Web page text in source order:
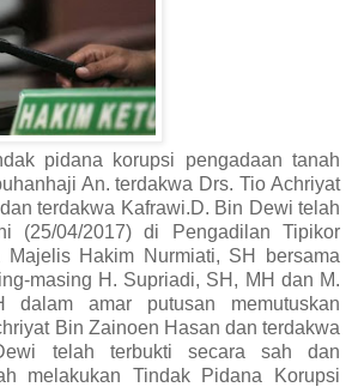
pidana korupsi pengadaan tanah
An. terdakwa Drs. Tio Achriyat
terdakwa Kafrawi.D. Bin Dewi telah
(25/04/2017) di Pengadilan Tipikor
Majelis Hakim Nurmiati, SH bersama
masing H. Supriadi, SH, MH dan M.
dalam amar putusan memutuskan
Bin Zainoen Hasan dan terdakwa
telah terbukti secara sah dan
melakukan Tindak Pidana Korupsi